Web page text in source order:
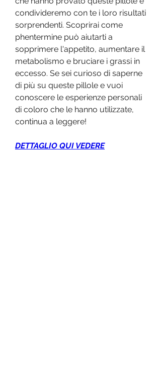
condivideremo con te i loro risultati
sorprendenti. Scoprirai come
phentermine può aiutarti a
sopprimere l'appetito, aumentare il
metabolismo e bruciare i grassi in
eccesso. Se sei curioso di saperne
di più su queste pillole e vuoi
conoscere le esperienze personali
di coloro che le hanno utilizzate,
continua a leggere!
DETTAGLIO QUI VEDERE